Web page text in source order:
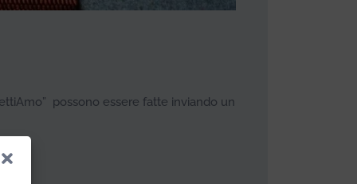
possono essere fatte inviando un